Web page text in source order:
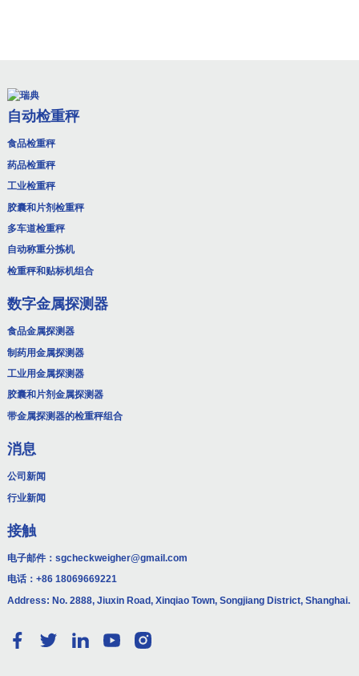
自动检重秤
食品检重秤
药品检重秤
工业检重秤
胶囊和片剂检重秤
多车道检重秤
自动称重分拣机
检重秤和贴标机组合
数字金属探测器
食品金属探测器
制药用金属探测器
工业用金属探测器
胶囊和片剂金属探测器
带金属探测器的检重秤组合
消息
公司新闻
行业新闻
接触
电子邮件： sgcheckweigher@gmail.com
电话： +86 18069669221
Address: No. 2888, Jiuxin Road, Xinqiao Town, Songjiang District, Shanghai.